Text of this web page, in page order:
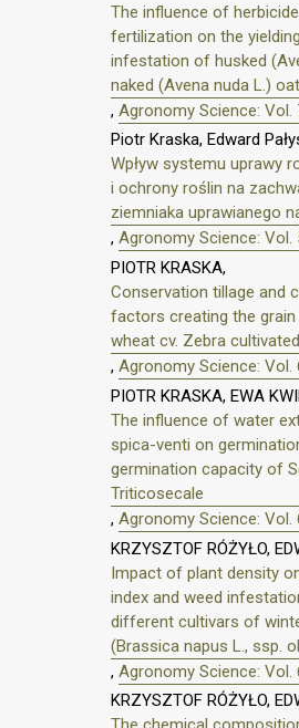
The influence of
fertilization on the
infestation of husked
naked (Avena nuda L.) oat
, Agronomy Science: Vol.
Piotr Kraska, Edward
Wpływ systemu uprawy
i ochrony roślin na
ziemniaka uprawianego
, Agronomy Science: Vol.
PIOTR KRASKA,
Conservation tillage and
factors creating the
wheat cv. Zebra
, Agronomy Science: Vol.
PIOTR KRASKA, EWA
The influence of water
spica-venti on
germination capacity of
Triticosecale
, Agronomy Science: Vol.
KRZYSZTOF RÓŻYŁO,
Impact of plant density
index and weed
different cultivars of
(Brassica napus L., ssp.
, Agronomy Science: Vol.
KRZYSZTOF RÓŻYŁO,